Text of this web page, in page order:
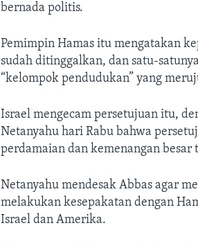
bernada politis.
Pemimpin Hamas itu mengatakan
sudah ditinggalkan, dan satu-
“kelompok pendudukan” yang
Israel mengecam persetujuan itu,
Netanyahu hari Rabu bahwa
perdamaian dan kemenangan besar
Netanyahu mendesak Abbas agar
melakukan kesepakatan dengan
Israel dan Amerika.